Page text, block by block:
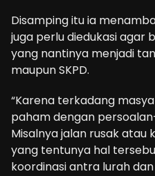
Disamping itu ia
juga perlu diedukasi agar
yang nantinya menjadi
maupun SKPD.
“Karena terkadang
paham dengan
Misalnya jalan rusak atau
yang tentunya hal
koordinasi antra lurah dan